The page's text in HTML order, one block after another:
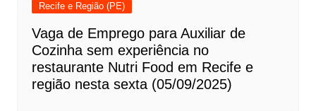
Recife e Região (PE)
Vaga de Emprego para Auxiliar de
Cozinha sem experiência no
restaurante Nutri Food em Recife e
região nesta sexta (05/09/2025)